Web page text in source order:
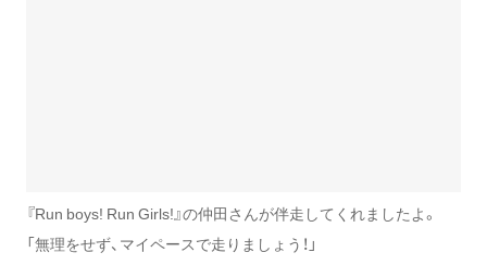
『Run boys! Run Girls!』の仲田さんが伴走してくれましたよ。
「無理をせず、マイペースで走りましょう！」